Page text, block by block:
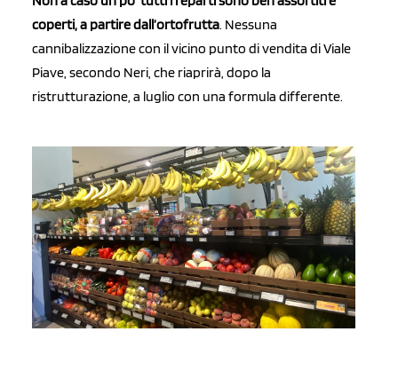
coperti, a partire dall’ortofrutta. Nessuna
cannibalizzazione con il vicino punto di vendita di Viale
Piave, secondo Neri, che riaprirà, dopo la
ristrutturazione, a luglio con una formula differente.